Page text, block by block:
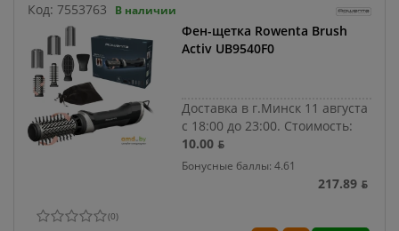
Код: 7553763 В наличии
Фен-щетка Rowenta Brush
Activ UB9540F0
Доставка в г.Минск 11 августа
с 18:00 до 23:00. Стоимость:
10.00 ƃ
Бонусные баллы: 4.61
217.89 ƃ
(0)